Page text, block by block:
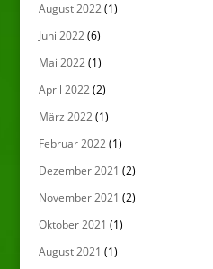
August 2022(1)
Juni 2022(6)
Mai 2022(1)
April 2022(2)
März 2022(1)
Februar 2022(1)
Dezember 2021 (2)
November 2021 (2)
Oktober 2021 (1)
August 2021 (1)